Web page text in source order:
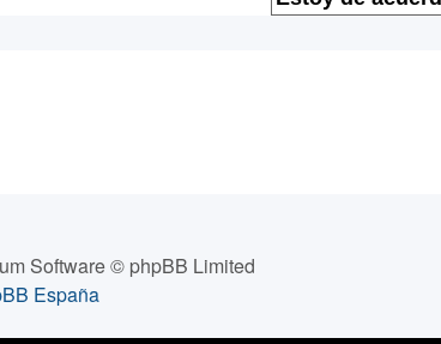
Software © phpBB Limited
España